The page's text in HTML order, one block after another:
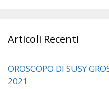
Articoli Recenti
OROSCOPO DI SUSY
2021